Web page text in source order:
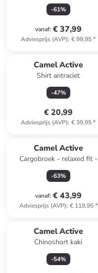
-61%
vanaf: € 37,99
Adviesprijs (AVP): € 99,95*
Camel Active
Shirt antraciet
-47%
€ 20,99
Adviesprijs (AVP): € 39,95*
Camel Active
Cargobroek - relaxed fit -
beige
-63%
vanaf: € 43,99
Adviesprijs (AVP): € 119,95*
Camel Active
Chinoshort kaki
-54%